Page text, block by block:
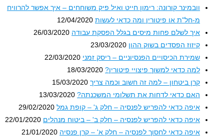
וובמינר קורונה: רימון חייט ואיל פיק משוחחים – איך אפשר להרוויח
מ-חל"ת או פיטורין ומה כדאי לעשות 12/04/2020
איך לשלם פחות מיסים בגלל הפסקת עבודה 26/03/2020
קיזוז הפסדים בשוק ההון 23/03/2020
שמירת הכיסויים הפנסיוניים – ריסק זמני 22/03/2020
למה כדאי למשוך פיצויי פיטורין? 18/03/2020
קרן ביטחון – למה זה חשוב וכמה צריך 15/03/2020
האם כדאי לדחות את תשלומי המשכנתה? 13/03/2020
איפה כדאי להפריש לפנסיה – חלק ג' – קופת גמל 29/02/2020
איפה כדאי להפריש לפנסיה – חלק ב' – ביטוח מנהלים 22/01/2020
איפה כדאי לחסוך לפנסיה – חלק א' – קרן פנסיה 21/01/2020